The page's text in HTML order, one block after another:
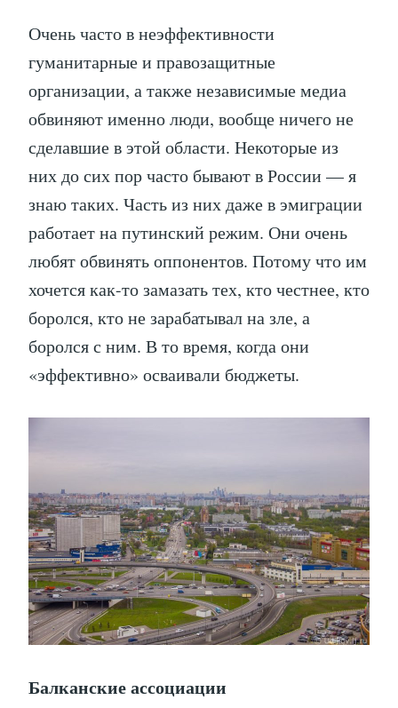
Очень часто в неэффективности
гуманитарные и правозащитные
организации, а также независимые медиа
обвиняют именно люди, вообще ничего не
сделавшие в этой области. Некоторые из
них до сих пор часто бывают в России — я
знаю таких. Часть из них даже в эмиграции
работает на путинский режим. Они очень
любят обвинять оппонентов. Потому что им
хочется как-то замазать тех, кто честнее, кто
боролся, кто не зарабатывал на зле, а
боролся с ним. В то время, когда они
«эффективно» осваивали бюджеты.
Балканские ассоциации